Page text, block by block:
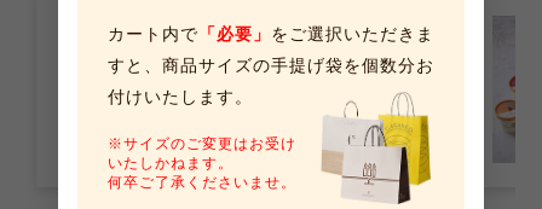
カート内で 「必要」 をご選択いただきま
すと、 商品サイズの手提げ袋を個数分お
付けいたします。
※サイズのご変更はお受け
いたしかねます。
何卒ご了承くださいませ。